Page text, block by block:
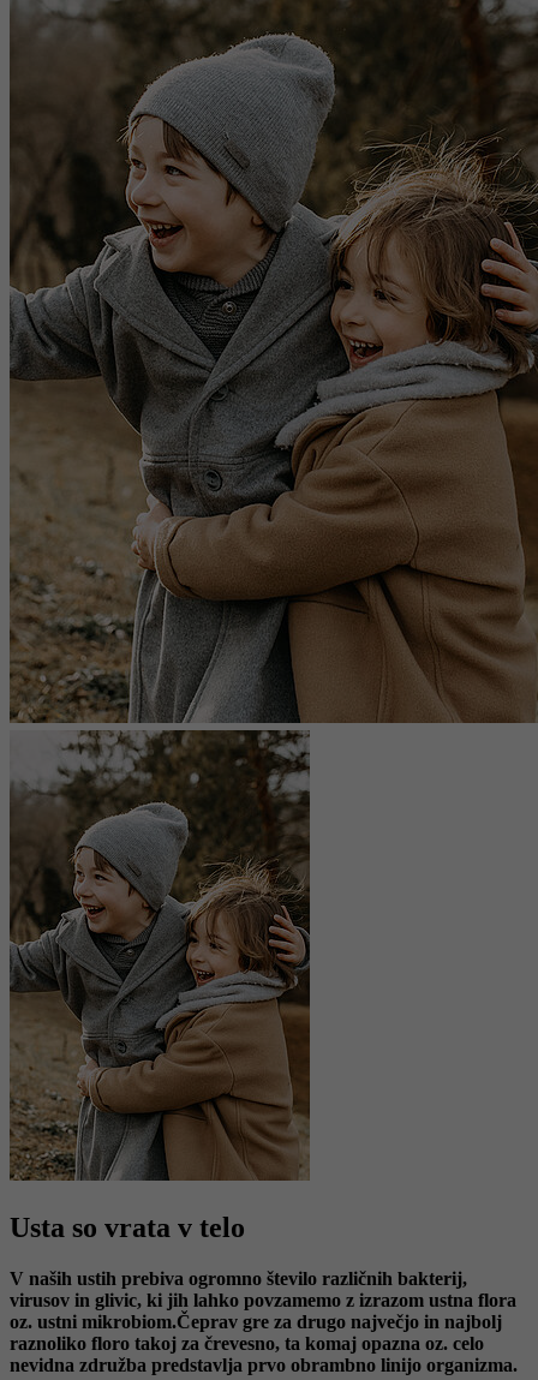
Usta so vrata v telo
V naših ustih prebiva ogromno število različnih bakterij,
virusov in glivic, ki jih lahko povzamemo z izrazom ustna flora
oz. ustni mikrobiom.Čeprav gre za drugo največjo in najbolj
raznoliko floro takoj za črevesno, ta komaj opazna oz. celo
nevidna združba predstavlja prvo obrambno linijo organizma.